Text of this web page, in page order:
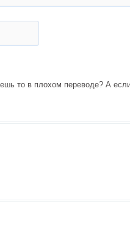
то в плохом переводе? А